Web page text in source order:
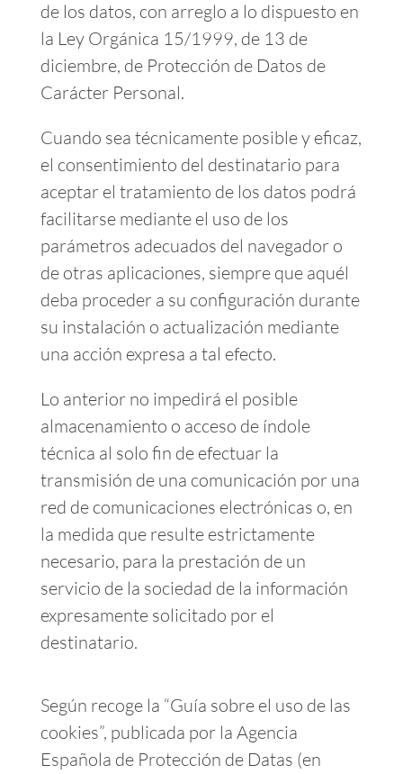
de los datos, con arreglo a lo dispuesto en
la Ley Orgánica 15/1999, de 13 de
diciembre, de Protección de Datos de
Carácter Personal.
Cuando sea técnicamente posible y eficaz,
el consentimiento del destinatario para
aceptar el tratamiento de los datos podrá
facilitarse mediante el uso de los
parámetros adecuados del navegador o
de otras aplicaciones, siempre que aquél
deba proceder a su configuración durante
su instalación o actualización mediante
una acción expresa a tal efecto.
Lo anterior no impedirá el posible
almacenamiento o acceso de índole
técnica al solo fin de efectuar la
transmisión de una comunicación por una
red de comunicaciones electrónicas o, en
la medida que resulte estrictamente
necesario, para la prestación de un
servicio de la sociedad de la información
expresamente solicitado por el
destinatario.
Según recoge la “Guía sobre el uso de las
cookies”, publicada por la Agencia
Española de Protección de Datas (en